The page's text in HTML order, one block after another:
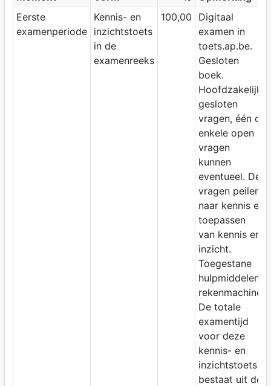
Eerste
examenperiode
Kennis- en
inzichtstoets
in de
examenreeks
100,00
Digitaal
examen in
toets.ap.be.
Gesloten
boek.
Hoofdzakelijk
gesloten
vragen, één of
enkele open
vragen
kunnen
eventueel. De
vragen peilen
naar kennis en
toepassen
van kennis en
inzicht.
Toegestane
hulpmiddelen:
rekenmachine.
De totale
examentijd
voor deze
kennis- en
inzichtstoets
bestaat uit de